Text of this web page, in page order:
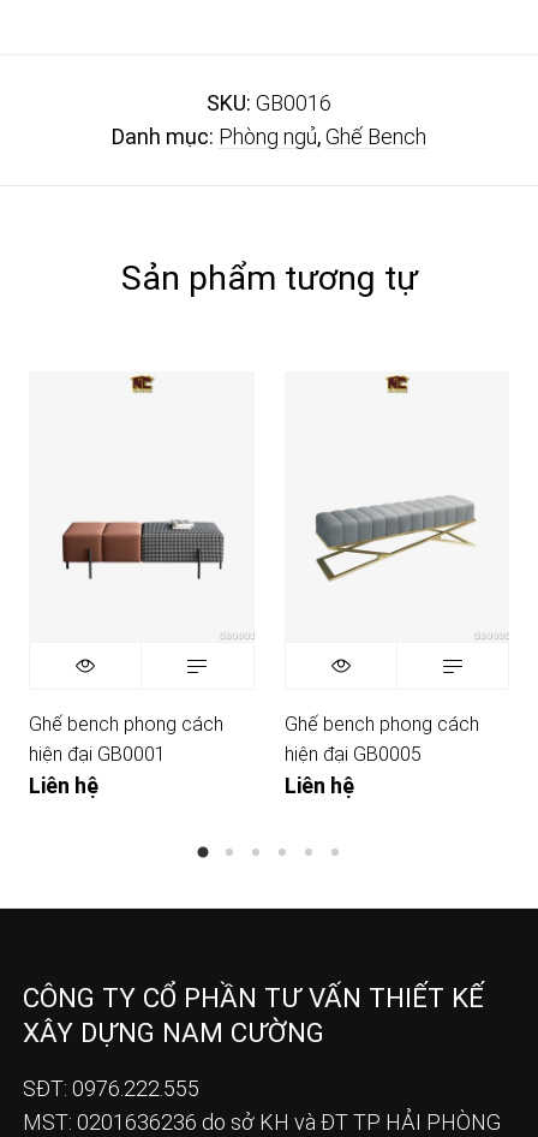
SKU: GB0016
Danh mục: Phòng ngủ,Ghế Bench
Sản phẩm tương tự
Ghế bench phong cách
hiện đại GB0001
Liên hệ
Ghế bench phong cách
hiện đại GB0005
Liên hệ
CÔNG TY CỔ PHẦN TƯ VẤN THIẾT KẾ
XÂY DỰNG NAM CƯỜNG
SĐT: 0976.222.555
MST: 0201636236 do sở KH và ĐT TP HẢI PHÒNG